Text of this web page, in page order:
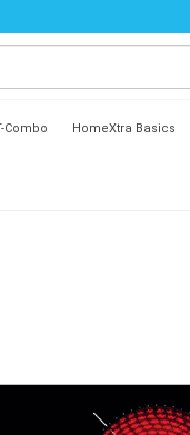
Combo HomeXtra Basics